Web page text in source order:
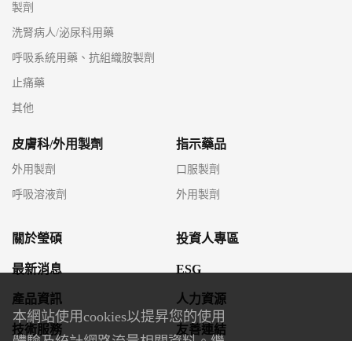
製劑
洗腎病人/泌尿科用藥
呼吸系統用藥、抗組織胺製劑
止痛藥
其他
皮膚科/外用製劑
外用製劑
呼吸溶液劑
指示藥品
口服製劑
外用製劑
關於瑩碩
最新消息
產品資訊
技術服務
投資人專區
ESG
人力資源
友善連結
本網站使用cookies以提昇您的使用